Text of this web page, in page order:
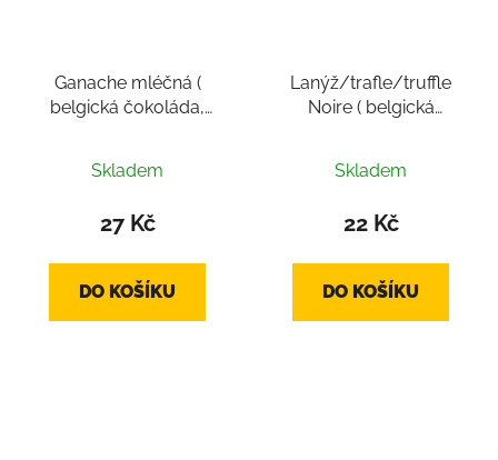
Ganache mléčná (
belgická čokoláda,
Skladem
27 Kč
DO KOŠÍKU
Lanýž/trafle/truffle
Noire ( belgická
Skladem
22 Kč
DO KOŠÍKU